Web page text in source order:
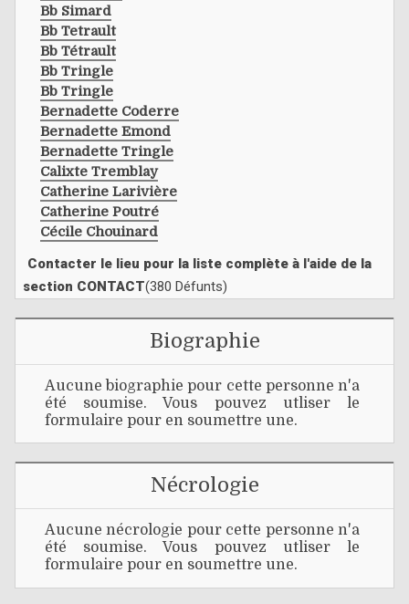
Bb Simard
Bb Tetrault
Bb Tétrault
Bb Tringle
Bb Tringle
Bernadette Coderre
Bernadette Emond
Bernadette Tringle
Calixte Tremblay
Catherine Larivière
Catherine Poutré
Cécile Chouinard
Contacter le lieu pour la liste complète à l'aide de la
section CONTACT(380 Défunts)
Biographie
Aucune biographie pour cette personne n'a
été soumise. Vous pouvez utliser le
formulaire pour en soumettre une.
Nécrologie
Aucune nécrologie pour cette personne n'a
été soumise. Vous pouvez utliser le
formulaire pour en soumettre une.